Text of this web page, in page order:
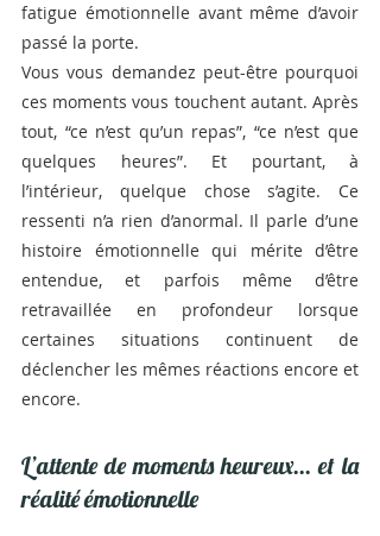
fatigue émotionnelle avant même d’avoir
passé la porte.
Vous vous demandez peut-être pourquoi
ces moments vous touchent autant. Après
tout, “ce n’est qu’un repas”, “ce n’est que
quelques heures”. Et pourtant, à
l’intérieur, quelque chose s’agite. Ce
ressenti n’a rien d’anormal. Il parle d’une
histoire émotionnelle qui mérite d’être
entendue, et parfois même d’être
retravaillée en profondeur lorsque
certaines situations continuent de
déclencher les mêmes réactions encore et
encore.
L’attente de moments heureux... et la
réalité émotionnelle